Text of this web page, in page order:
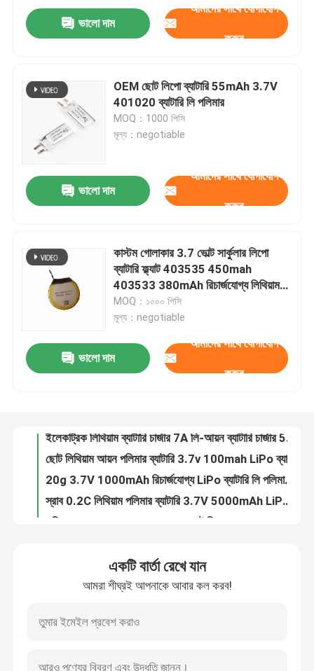
বাড়ি
ভিডিও
কারখানা পরিদর্শন
গুণমান নিয়ন্ত্রণ
কাস্টম লিপো ব্যাটারি
ছোট লিপো ব্যাটারি
ভালো দাম
আমাদের সাথে যোগাযোগ
করুন
OEM ছোট লিপো ব্যাটারি 55mAh 3.7V
401020 ব্যাটারি লি পলিমার
MOQ：1000 পিসি
মূল্য：negotiable
ভালো দাম
আমাদের সাথে যোগাযোগ
করুন
কাস্টম গোলাকার 3.7 ভোল্ট সার্কুলার লিপো
ব্যাটারি ফ্ল্যাট 403535 450mah
403533 380mAh রিচার্জযোগ্য লিথিয়াম
পলিমার ব্যাটারি
MOQ：১০০০ পিসি
মূল্য：negotiable
ভালো দাম
আমাদের সাথে যোগাযোগ
করুন
3.7V 2000mAh লিথিয়াম আইওন পলিমার ব্যাটারি 0.5C চার্জিং বর্তমান
স্রাব 0.2C লিথিয়াম পলিমার ব্যাটারি 3.7V 5000mAh LiPo ব্যাটারি
ওডিএম 3.7v 10000mah LiPo ব্যাটারি 4.2V পাতলা LiPo ব্যাটারি পাওয়ার ব্যাংকের জন্য
1S2P কাস্টম লিপো ব্যাটারি প্যাক 20000mAh রিচার্জযোগ্য লি-আয়ন পলিমার
২৬০০ এমএএইচ ৩.৭ ভোল্ট লি-আইন ব্যাটারি সেল ১৮৬৫০ সিলিন্ড্রিক্যাল শক্তিশালী
একটি বার্তা রেখে যান
আমরা শীঘ্রই আপনাকে আবার কল করব!